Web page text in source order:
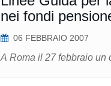
nei fondi
06 FEBBRAIO 2007
A Roma il 27 febbraio un